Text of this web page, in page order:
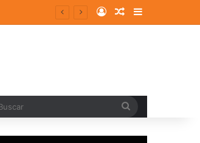
Log InRandom Article
Sidebar